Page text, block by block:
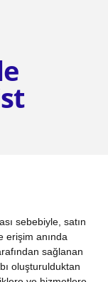
sebebiyle, satın
erişim anında
sağlanan
oluşturulduktan